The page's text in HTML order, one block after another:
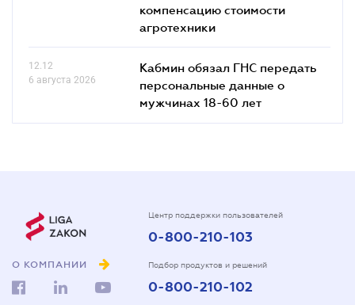
компенсацию стоимости
агротехники
12.12
6 августа 2026
Кабмин обязал ГНС передать
персональные данные о
мужчинах 18-60 лет
О КОМПАНИИ
Центр поддержки пользователей
0-800-210-103
Подбор продуктов и решений
0-800-210-102